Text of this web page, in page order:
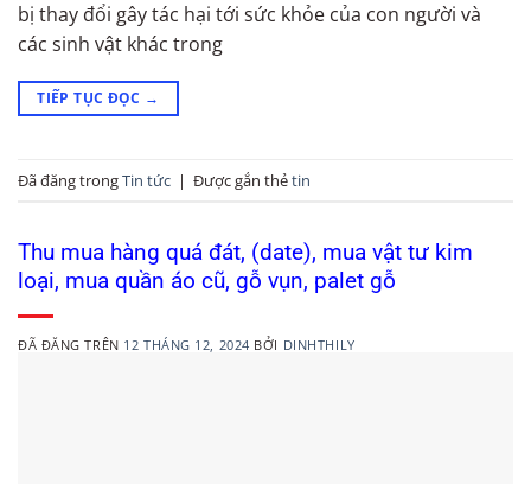
bị thay đổi gây tác hại tới sức khỏe của con người và
các sinh vật khác trong
TIẾP TỤC ĐỌC →
Đã đăng trongTin tức | Được gắn thẻtin
Thu mua hàng quá đát, (date), mua vật tư kim
loại, mua quần áo cũ, gỗ vụn, palet gỗ
ĐÃ ĐĂNG TRÊN 12 THÁNG 12, 2024 BỞI DINHTHILY